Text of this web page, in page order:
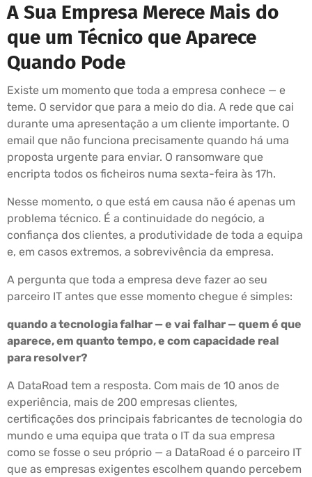
A Sua Empresa Merece Mais do
que um Técnico que Aparece
Quando Pode
Existe um momento que toda a empresa conhece — e
teme. O servidor que para a meio do dia. A rede que cai
durante uma apresentação a um cliente importante. O
email que não funciona precisamente quando há uma
proposta urgente para enviar. O ransomware que
encripta todos os ficheiros numa sexta-feira às 17h.
Nesse momento, o que está em causa não é apenas um
problema técnico. É a continuidade do negócio, a
confiança dos clientes, a produtividade de toda a equipa
e, em casos extremos, a sobrevivência da empresa.
A pergunta que toda a empresa deve fazer ao seu
parceiro IT antes que esse momento chegue é simples:
quando a tecnologia falhar — e vai falhar — quem é que
aparece, em quanto tempo, e com capacidade real
para resolver?
A DataRoad tem a resposta. Com mais de 10 anos de
experiência, mais de 200 empresas clientes,
certificações dos principais fabricantes de tecnologia do
mundo e uma equipa que trata o IT da sua empresa
como se fosse o seu próprio — a DataRoad é o parceiro IT
que as empresas exigentes escolhem quando percebem